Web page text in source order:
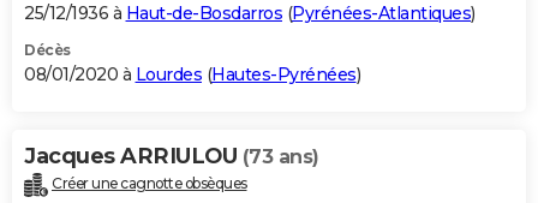
25/12/1936 à Haut-de-Bosdarros (Pyrénées-Atlantiques)
Décès
08/01/2020 à Lourdes (Hautes-Pyrénées)
Jacques ARRIULOU (73 ans)
Créer une cagnotte obsèques